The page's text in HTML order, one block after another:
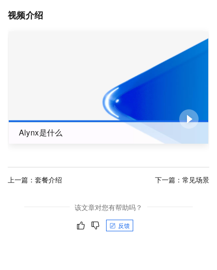
视频介绍
Alynx是什么
上一篇： 套餐介绍 下一篇： 常见场景
该文章对您有帮助吗？
反馈